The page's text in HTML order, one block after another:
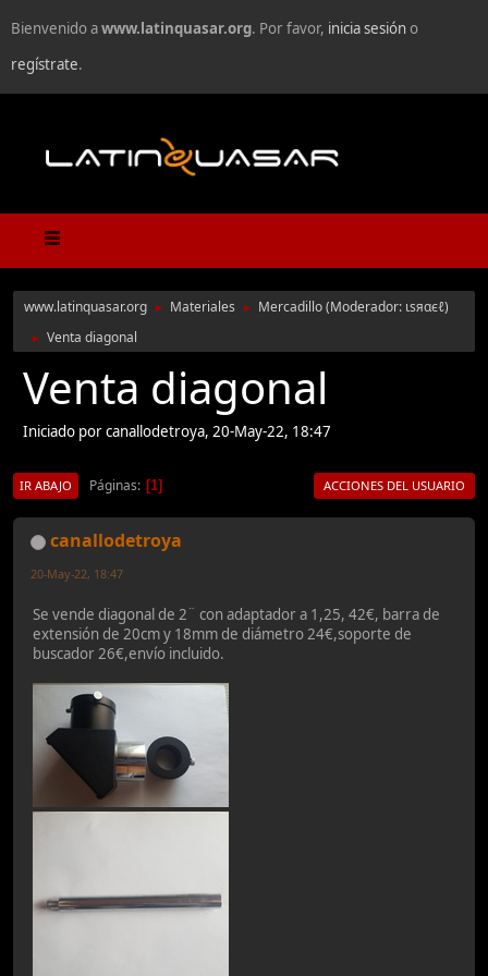
Bienvenido awww.latinquasar.org. Por favor, inicia sesióno
regístrate.
www.latinquasar.org ► Materiales ► Mercadillo(Moderador: ιѕяαєℓ)
► Venta diagonal
Venta diagonal
Iniciado por canallodetroya, 20-May-22, 18:47
IR ABAJO Páginas 1 ACCIONES DEL USUARIO
canallodetroya
20-May-22, 18:47
Se vende diagonal de 2¨ con adaptador a 1,25, 42€, barra de
extensión de 20cm y 18mm de diámetro 24€,soporte de
buscador 26€,envío incluido.